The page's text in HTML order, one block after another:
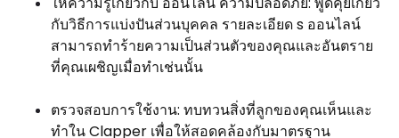
กับวิธีการแบ่งปันส่วนบุคคล รายละเอียด s ออนไลน์
สามารถทำร้ายความเป็นส่วนตัวของคุณและอันตราย
ที่คุณเผชิญเมื่อทำเช่นนั้น
ตรวจสอบการใช้งาน: ทบทวนสิ่งที่ลูกของคุณเห็นและ
ทำใน Clapper เพื่อให้สอดคล้องกับมาตรฐาน